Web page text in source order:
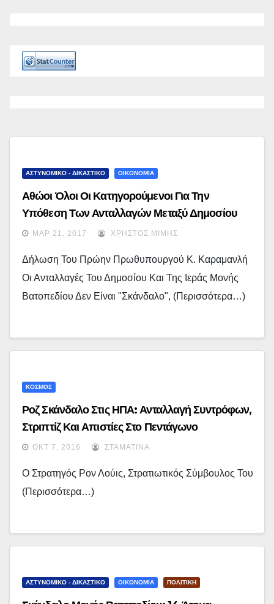
ΑΣΤΥΝΟΜΙΚΟ - ΔΙΚΑΣΤΙΚΟ ΟΙΚΟΝΟΜΙΑ
Αθώοι Όλοι Οι Κατηγορούμενοι Για Την
Υπόθεση Των Ανταλλαγών Μεταξύ Δημοσίου
Και Μονής Βατοπεδίου
ΜΑΡ 21, 2017 ΧΡΉΣΤΟΣ ΜΊΜΗΣ
Δήλωση Του Πρώην Πρωθυπουργού Κ. Καραμανλή
Οι Ανταλλαγές Του Δημοσίου Και Της Ιεράς Μονής
Βατοπεδίου Δεν Είναι "σκάνδαλο", (περισσότερα…)
ΚΟΣΜΟΣ
Ροζ Σκάνδαλο Στις ΗΠΑ: Ανταλλαγή Συντρόφων,
Στριπτίζ Και Απιστίες Στο Πεντάγωνο
ΟΚΤ 7, 2016 ΣΤΑΜΑΤΊΝΑ
Ο Στρατηγός Ρον Λούις, Στρατιωτικός Σύμβουλος Του
(περισσότερα…)
ΑΣΤΥΝΟΜΙΚΟ - ΔΙΚΑΣΤΙΚΟ ΟΙΚΟΝΟΜΙΑ ΠΟΛΙΤΙΚΗ